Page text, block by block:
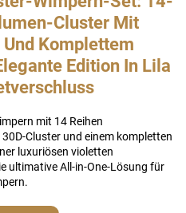
Cluster Mit
Komplettem
Edition In Lila
mit 14 Reihen
Cluster und einem kompletten
luxuriösen violetten
ultimative All-in-One-Lösung für